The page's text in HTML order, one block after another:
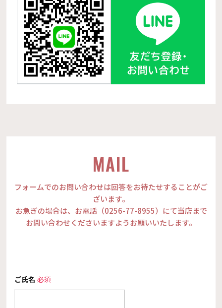
MAIL
フォームでのお問い合わせは回答をお待たせすることがご
ざいます。
お急ぎの場合は、お電話（0256-77-8955）にて当店まで
お問い合わせくださいますようお願いいたします。
ご氏名 必須